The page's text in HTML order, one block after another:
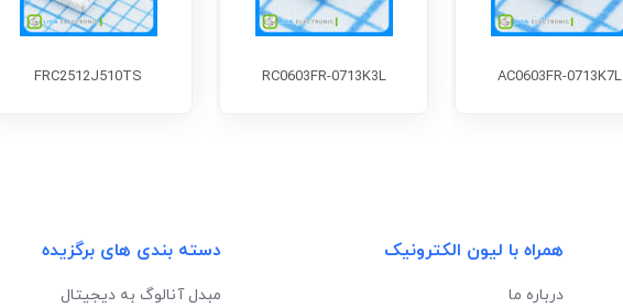
AC0603FR-0713K7L
RC0603FR-0713K3L
FRC2512J510TS
همراه با لیون الکترونیک
درباره ما
دسته بندی های برگزیده
مبدل آنالوگ به دیجیتال